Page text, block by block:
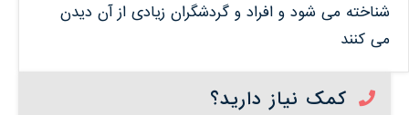
شناخته می شود و افراد و گردشگران زیادی از آن دیدن
می کنند
کمک نیاز دارید؟